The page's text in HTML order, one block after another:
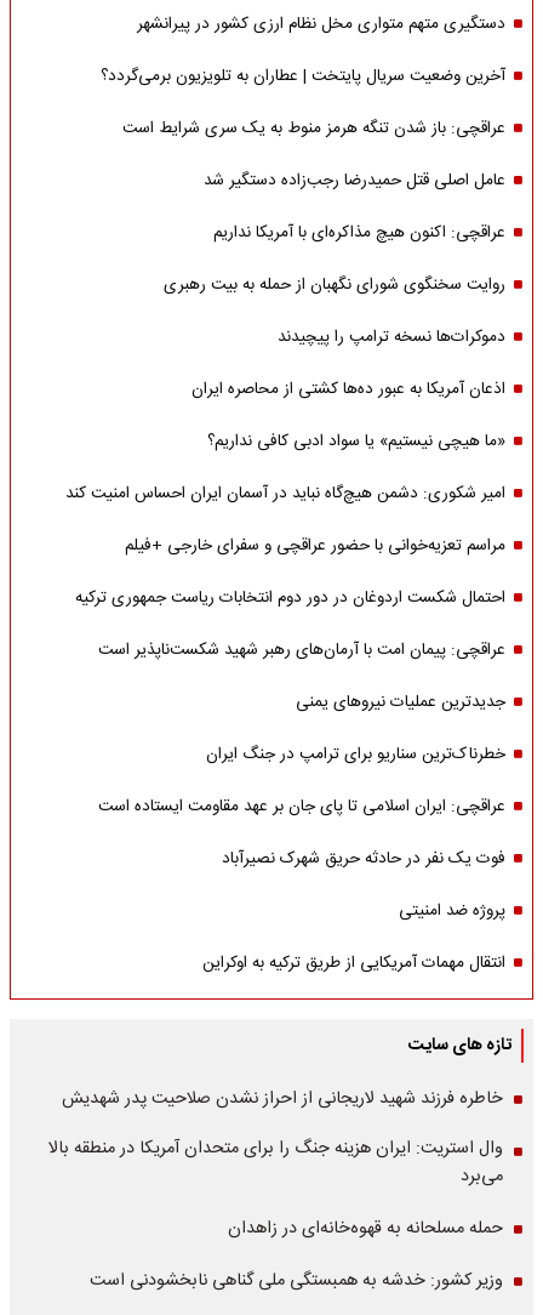
دستگیری متهم متواری مخل نظام ارزی کشور در پیرانشهر
آخرین وضعیت سریال پایتخت | عطاران به تلویزیون برمی‌گردد؟
عراقچی: باز شدن تنگه هرمز منوط به یک سری شرایط است
عامل اصلی قتل حمیدرضا رجب‌زاده دستگیر شد
عراقچی: اکنون هیچ مذاکره‌ای با آمریکا نداریم
روایت سخنگوی شورای نگهبان از حمله به بیت رهبری
دموکرات‌ها نسخه ترامپ را پیچیدند
اذعان آمریکا به عبور ده‌ها کشتی از محاصره ایران
«ما هیچی نیستیم» یا سواد ادبی کافی نداریم؟
امیر شکوری: دشمن هیچ‌گاه نباید در آسمان ایران احساس امنیت کند
مراسم تعزیه‌خوانی با حضور عراقچی و سفرای خارجی +فیلم
احتمال شکست اردوغان در دور دوم انتخابات ریاست جمهوری ترکیه
عراقچی: پیمان امت با آرمان‌های رهبر شهید شکست‌ناپذیر است
جدیدترین عملیات نیروهای یمنی
خطرناک‌ترین سناریو برای ترامپ در جنگ ایران
عراقچی: ایران اسلامی تا پای جان بر عهد مقاومت ایستاده است
فوت یک نفر در حادثه حریق شهرک نصیرآباد
پروژه ضد امنیتی
انتقال مهمات آمریکایی از طریق ترکیه به اوکراین
تازه های سایت
خاطره فرزند شهید لاریجانی از احراز نشدن صلاحیت پدر شهدیش
وال استریت: ایران هزینه جنگ را برای متحدان آمریکا در منطقه بالا
می‌برد
حمله مسلحانه به قهوه‌خانه‌ای در زاهدان
وزیر کشور: خدشه به همبستگی ملی گناهی نابخشودنی است